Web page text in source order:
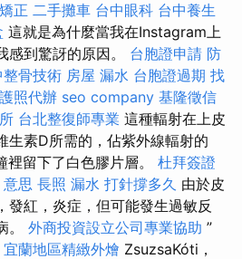
正 二手攤車 台中眼科 台中養生
這就是為什麼當我在Instagram上
到驚訝的原因。 台胞證申請 防
整骨技術 房屋 漏水 台胞證過期 找
護照代辦 seo company 基隆徵信
台北整復師專業 這種輻射在上皮
生素D所需的，佔紫外線輻射的
留下了白色膠片層。 杜拜簽證
思 長照 漏水 打針撐多久 由於皮
發紅，炎症，但可能發生過敏反
。 外商投資設立公司專業協助 ”
宜蘭地區精緻外燴 ZsuzsaKóti，